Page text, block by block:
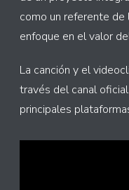
como un referente de
enfoque en el valor
La canción y el
través del canal
principales